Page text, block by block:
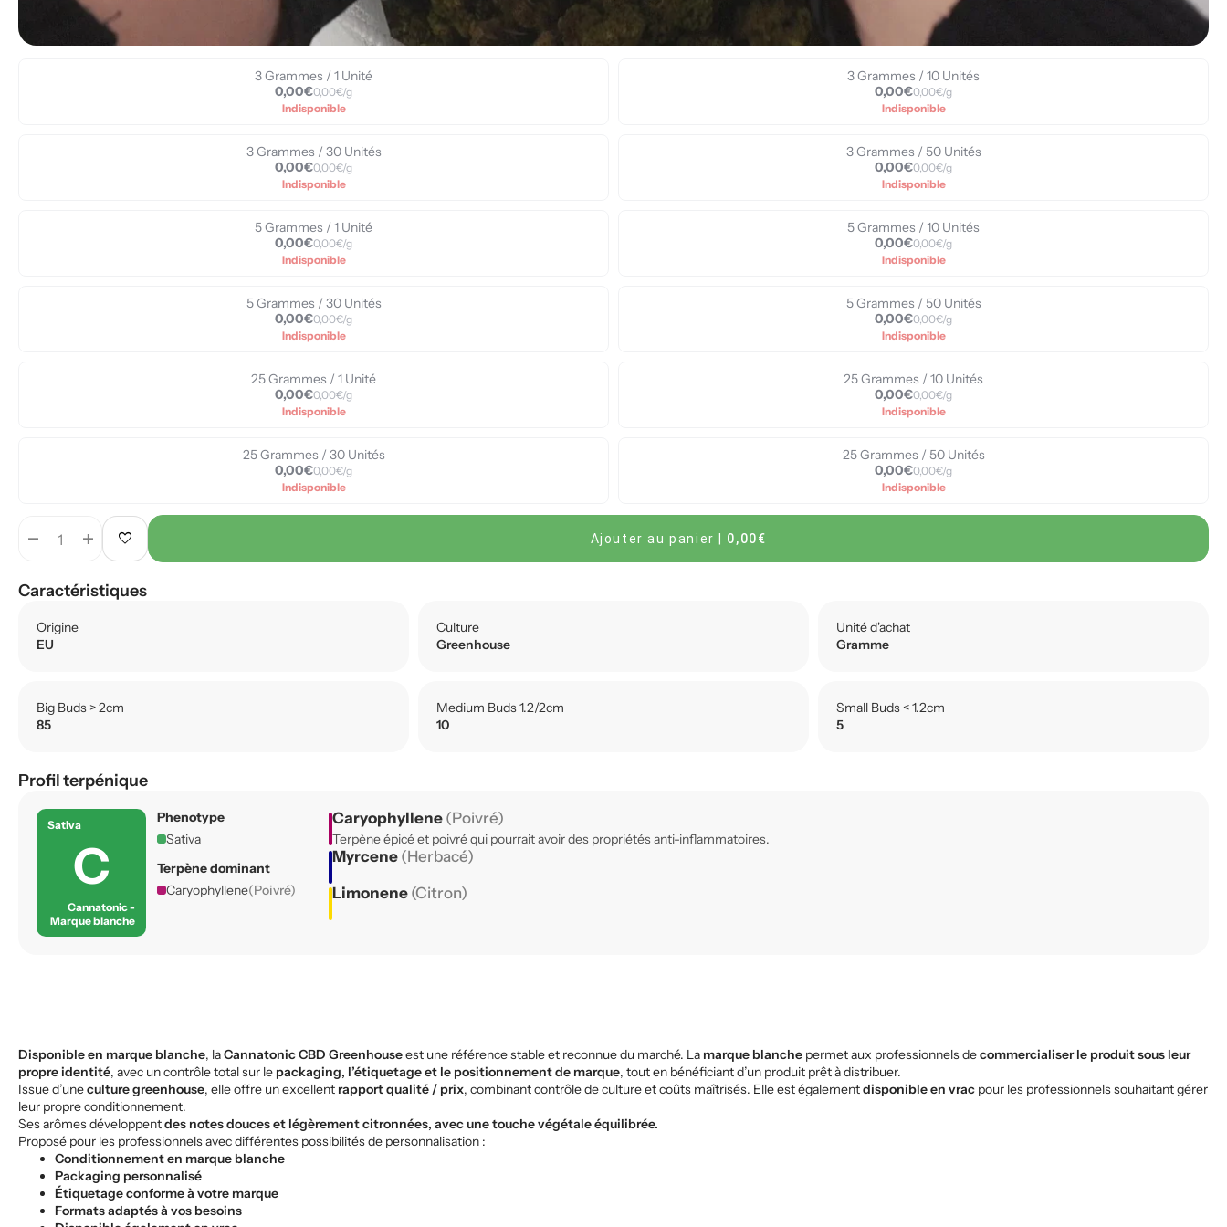
3 Grammes / 1 Unité
0,00€0,00€/g
Indisponible
3 Grammes / 10 Unités
0,00€0,00€/g
Indisponible
3 Grammes / 30 Unités
0,00€0,00€/g
Indisponible
3 Grammes / 50 Unités
0,00€0,00€/g
Indisponible
5 Grammes / 1 Unité
0,00€0,00€/g
Indisponible
5 Grammes / 10 Unités
0,00€0,00€/g
Indisponible
5 Grammes / 30 Unités
0,00€0,00€/g
Indisponible
5 Grammes / 50 Unités
0,00€0,00€/g
Indisponible
25 Grammes / 1 Unité
0,00€0,00€/g
Indisponible
25 Grammes / 10 Unités
0,00€0,00€/g
Indisponible
25 Grammes / 30 Unités
0,00€0,00€/g
Indisponible
25 Grammes / 50 Unités
0,00€0,00€/g
Indisponible
remove add favorite Ajouter au panier 0,00€
Caractéristiques
Origine
EU
Culture
Greenhouse
Unité d'achat
Gramme
Big Buds > 2cm
85
Medium Buds 1.2/2cm
10
Small Buds < 1.2cm
5
Profil terpénique
Sativa
C
Cannatonic -
Marque blanche
Phenotype
Sativa
Terpène dominant
Caryophyllene(Poivré)
Caryophyllene (Poivré)
Terpène épicé et poivré qui pourrait avoir des propriétés anti-inflammatoires.
Myrcene (Herbacé)
Limonene (Citron)
Disponible en marque blanche, laCannatonic CBD Greenhouseest une référence stable et reconnue du marché. La marque blanche permet aux professionnels decommercialiser le produit sous leur
propre identité, avec un contrôle total sur le packaging, l’étiquetage et le positionnement de marque, tout en bénéficiant d’un produit prêt à distribuer.
Issue d’uneculture greenhouse, elle offre un excellent rapport qualité / prix, combinant contrôle de culture et coûts maîtrisés. Elle est égalementdisponible en vrac pour les professionnels souhaitant gérer
leur propre conditionnement.
Ses arômes développentdes notes douces et légèrement citronnées, avec une touche végétale équilibrée.
Proposé pour les professionnels avec différentes possibilités de personnalisation :
Conditionnement en marque blanche
Packaging personnalisé
Étiquetage conforme à votre marque
Formats adaptés à vos besoins